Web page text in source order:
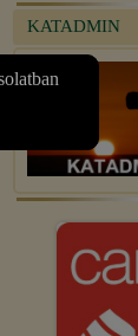
KATADMIN